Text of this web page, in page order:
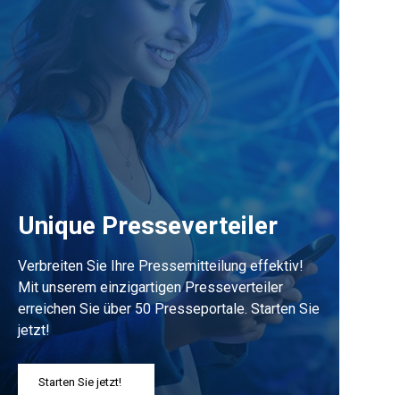
Unique Presseverteiler
Verbreiten Sie Ihre Pressemitteilung effektiv!
Mit unserem einzigartigen Presseverteiler
erreichen Sie über 50 Presseportale. Starten Sie
jetzt!
Starten Sie jetzt!